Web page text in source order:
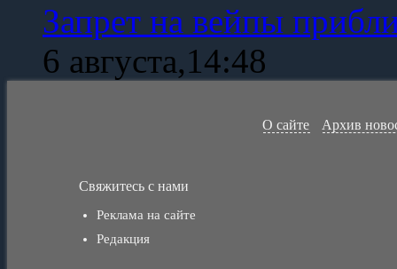
Запрет на вейпы
6 августа,14:48
О сайте Архив
Свяжитесь с нами
Реклама на сайте
Редакция